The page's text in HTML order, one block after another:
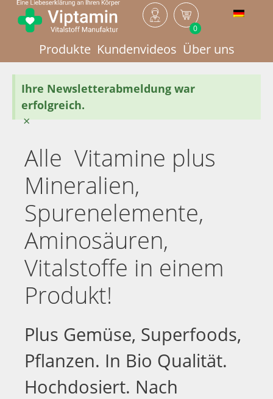
0
Produkte Kundenvideos Über uns
Ihre Newsletterabmeldung war
erfolgreich.
×
Alle Vitamine plus
Mineralien,
Spurenelemente,
Aminosäuren,
Vitalstoffe in einem
Produkt!
Plus Gemüse, Superfoods,
Pflanzen. In Bio Qualität.
Hochdosiert. Nach